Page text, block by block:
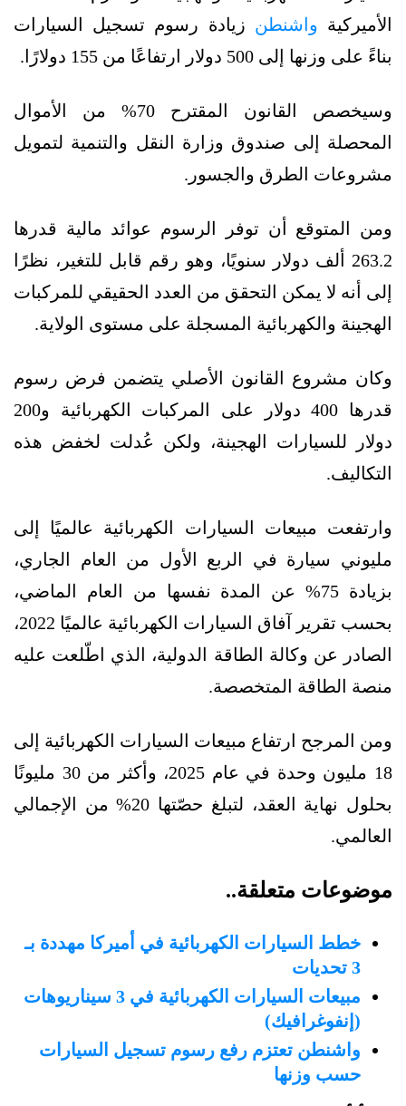
الأميركية واشنطن زيادة رسوم تسجيل السيارات
بناءً على وزنها إلى 500 دولار ارتفاعًا من 155 دولارًا.
وسيخصص القانون المقترح 70% من الأموال
المحصلة إلى صندوق وزارة النقل والتنمية لتمويل
مشروعات الطرق والجسور.
ومن المتوقع أن توفر الرسوم عوائد مالية قدرها
263.2 ألف دولار سنويًا، وهو رقم قابل للتغير، نظرًا
إلى أنه لا يمكن التحقق من العدد الحقيقي للمركبات
الهجينة والكهربائية المسجلة على مستوى الولاية.
وكان مشروع القانون الأصلي يتضمن فرض رسوم
قدرها 400 دولار على المركبات الكهربائية و200
دولار للسيارات الهجينة، ولكن عُدلت لخفض هذه
التكاليف.
وارتفعت مبيعات السيارات الكهربائية عالميًا إلى
مليوني سيارة في الربع الأول من العام الجاري،
بزيادة 75% عن المدة نفسها من العام الماضي،
بحسب تقرير آفاق السيارات الكهربائية عالميًا 2022،
الصادر عن وكالة الطاقة الدولية، الذي اطّلعت عليه
منصة الطاقة المتخصصة.
ومن المرجح ارتفاع مبيعات السيارات الكهربائية إلى
18 مليون وحدة في عام 2025، وأكثر من 30 مليونًا
بحلول نهاية العقد، لتبلغ حصّتها 20% من الإجمالي
العالمي.
موضوعات متعلقة..
خطط السيارات الكهربائية في أميركا مهددة بـ
3 تحديات
مبيعات السيارات الكهربائية في 3 سيناريوهات
(إنفوغرافيك)
واشنطن تعتزم رفع رسوم تسجيل السيارات
حسب وزنها